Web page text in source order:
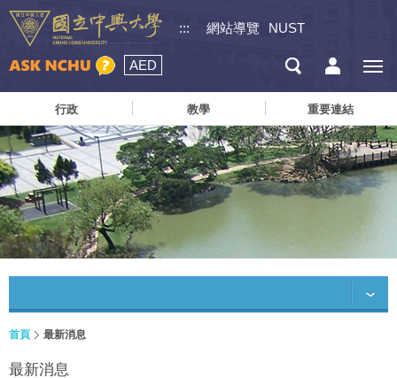
::: 網站導覽 NUST
AED
行政 教學 重要連結
首頁 最新消息
最新消息